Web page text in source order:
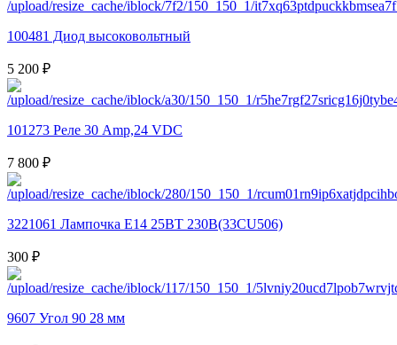
100481 Диод высоковольтный
5 200 ₽
101273 Реле 30 Amp,24 VDC
7 800 ₽
3221061 Лампочка Е14 25ВТ 230В(33CU506)
300 ₽
9607 Угол 90 28 мм